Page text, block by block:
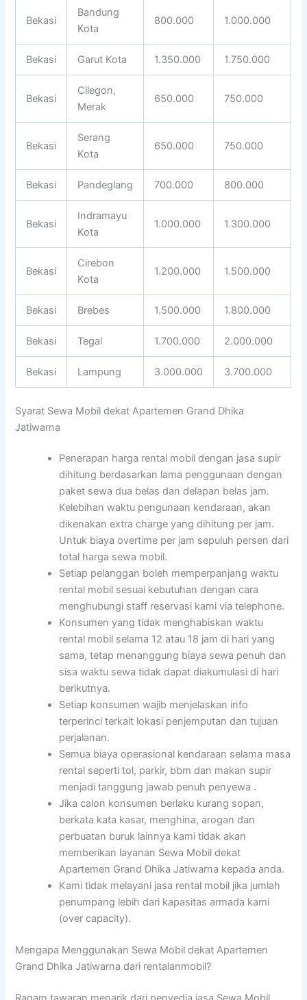
Bekasi
Bandung
Kota
800.000 1.000.000
Bekasi Garut Kota 1.350.000 1.750.000
Bekasi
Cilegon,
Merak
650.000 750.000
Bekasi
Serang
Kota
650.000 750.000
Bekasi Pandeglang 700.000 800.000
Bekasi
Indramayu
Kota
1.000.000 1.300.000
Bekasi
Cirebon
Kota
1.200.000 1.500.000
Bekasi Brebes 1.500.000 1.800.000
Bekasi Tegal 1.700.000 2.000.000
Bekasi Lampung 3.000.000 3.700.000
Syarat Sewa Mobil dekat Apartemen Grand Dhika
Jatiwarna
Penerapan harga rental mobil dengan jasa supir
dihitung berdasarkan lama penggunaan dengan
paket sewa dua belas dan delapan belas jam.
Kelebihan waktu pengunaan kendaraan, akan
dikenakan extra charge yang dihitung per jam.
Untuk biaya overtime per jam sepuluh persen dari
total harga sewa mobil.
Setiap pelanggan boleh memperpanjang waktu
rental mobil sesuai kebutuhan dengan cara
menghubungi staff reservasi kami via telephone.
Konsumen yang tidak menghabiskan waktu
rental mobil selama 12 atau 18 jam di hari yang
sama, tetap menanggung biaya sewa penuh dan
sisa waktu sewa tidak dapat diakumulasi di hari
berikutnya.
Setiap konsumen wajib menjelaskan info
terperinci terkait lokasi penjemputan dan tujuan
perjalanan.
Semua biaya operasional kendaraan selama masa
rental seperti tol, parkir, bbm dan makan supir
menjadi tanggung jawab penuh penyewa .
Jika calon konsumen berlaku kurang sopan,
berkata kata kasar, menghina, arogan dan
perbuatan buruk lainnya kami tidak akan
memberikan layanan Sewa Mobil dekat
Apartemen Grand Dhika Jatiwarna kepada anda.
Kami tidak melayani jasa rental mobil jika jumlah
penumpang lebih dari kapasitas armada kami
(over capacity).
Mengapa Menggunakan Sewa Mobil dekat Apartemen
Grand Dhika Jatiwarna dari rentalanmobil?